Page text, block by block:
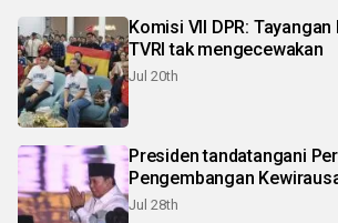
Komisi VII DPR:
TVRI tak mengecewakan
Jul 20th
Presiden tandatangani
Pengembangan
Jul 28th